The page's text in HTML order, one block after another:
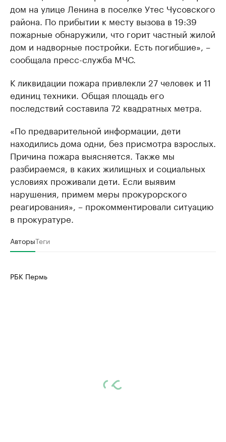
дом на улице Ленина в поселке Утес Чусовского
района. По прибытии к месту вызова в 19:39
пожарные обнаружили, что горит частный жилой
дом и надворные постройки. Есть погибшие», –
сообщала пресс-служба МЧС.
К ликвидации пожара привлекли 27 человек и 11
единиц техники. Общая площадь его
последствий составила 72 квадратных метра.
«По предварительной информации, дети
находились дома одни, без присмотра взрослых.
Причина пожара выясняется. Также мы
разбираемся, в каких жилищных и социальных
условиях проживали дети. Если выявим
нарушения, примем меры прокурорского
реагирования», – прокомментировали ситуацию
в прокуратуре.
АвторыТеги
РБК Пермь